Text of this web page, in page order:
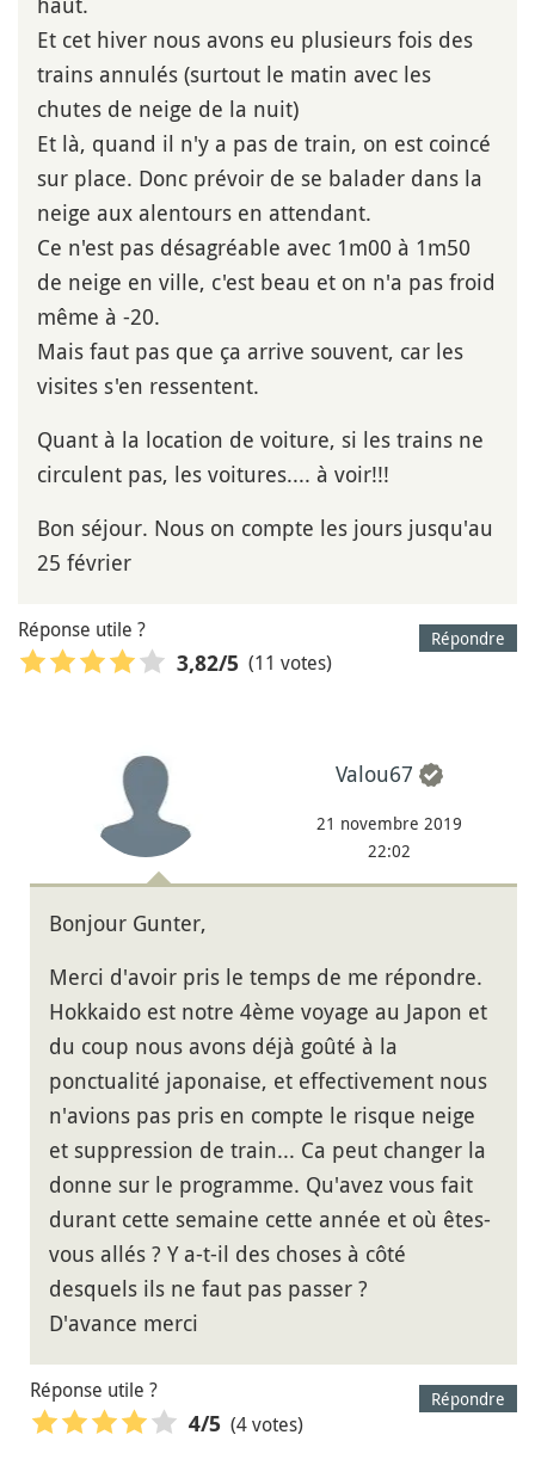
Et cet hiver nous avons eu plusieurs fois des
trains annulés (surtout le matin avec les
chutes de neige de la nuit)
Et là, quand il n'y a pas de train, on est coincé
sur place. Donc prévoir de se balader dans la
neige aux alentours en attendant.
Ce n'est pas désagréable avec 1m00 à 1m50
de neige en ville, c'est beau et on n'a pas froid
même à -20.
Mais faut pas que ça arrive souvent, car les
visites s'en ressentent.
Quant à la location de voiture, si les trains ne
circulent pas, les voitures.... à voir!!!
Bon séjour. Nous on compte les jours jusqu'au
25 février
Répondre
Réponse utile ?
3,82/5 (11 votes)
Valou67
21 novembre 2019
22:02
Bonjour Gunter,
Merci d'avoir pris le temps de me répondre.
Hokkaido est notre 4ème voyage au Japon et
du coup nous avons déjà goûté à la
ponctualité japonaise, et effectivement nous
n'avions pas pris en compte le risque neige
et suppression de train... Ca peut changer la
donne sur le programme. Qu'avez vous fait
durant cette semaine cette année et où êtes-
vous allés ? Y a-t-il des choses à côté
desquels ils ne faut pas passer ?
D'avance merci
Répondre
Réponse utile ?
4/5 (4 votes)